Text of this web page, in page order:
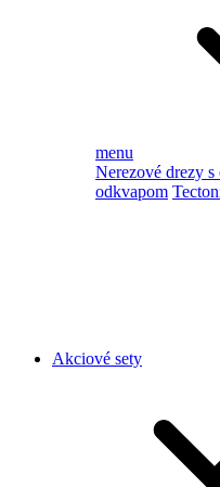
menu
Nerezové drezy
odkvapom
Akciové sety